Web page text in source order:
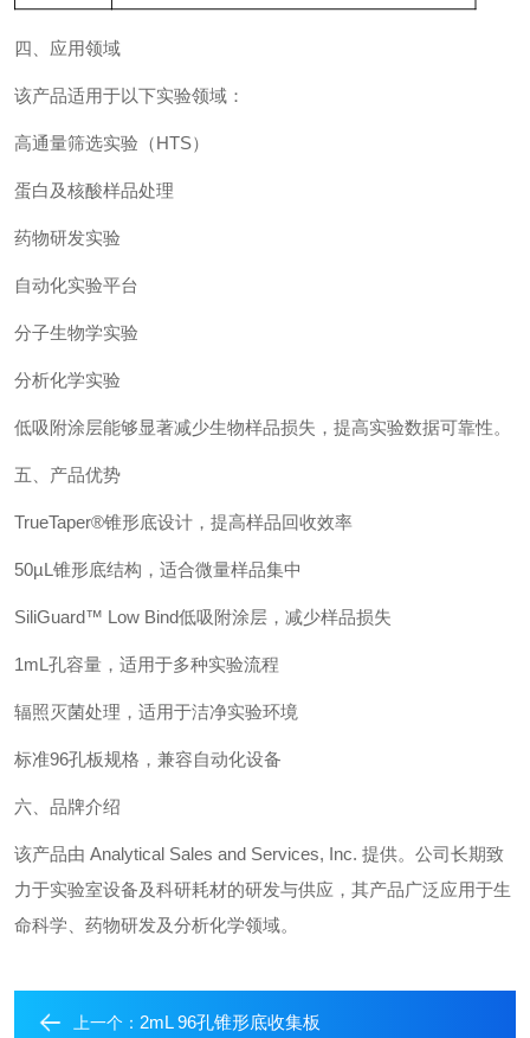
四、应用领域
该产品适用于以下实验领域：
高通量筛选实验（HTS）
蛋白及核酸样品处理
药物研发实验
自动化实验平台
分子生物学实验
分析化学实验
低吸附涂层能够显著减少生物样品损失，提高实验数据可靠性。
五、产品优势
TrueTaper®锥形底设计，提高样品回收效率
50µL锥形底结构，适合微量样品集中
SiliGuard™ Low Bind低吸附涂层，减少样品损失
1mL孔容量，适用于多种实验流程
辐照灭菌处理，适用于洁净实验环境
标准96孔板规格，兼容自动化设备
六、品牌介绍
该产品由 Analytical Sales and Services, Inc. 提供。公司长期致
力于实验室设备及科研耗材的研发与供应，其产品广泛应用于生
命科学、药物研发及分析化学领域。
上一个： 2mL 96孔锥形底收集板